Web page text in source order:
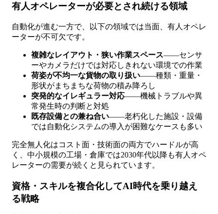
有人オペレーターが必要とされ続ける領域
自動化が進む一方で、以下の領域では当面、有人オペレ
ーターが不可欠です。
複雑なレイアウト・狭い作業スペース——センサ
ーやカメラだけでは対応しきれない環境での作業
荷姿が不均一な貨物の取り扱い——種類・重量・
形状がまちまちな荷物の積み降ろし
突発的なイレギュラー対応——機械トラブルや異
常発生時の判断と対処
既存設備との兼ね合い——老朽化した施設・設備
では自動化システムの導入が困難なケースも多い
完全無人化はコスト面・技術面の両方でハードルが高
く、中小規模の工場・倉庫では2030年代以降も有人オペ
レーターの需要が続くと見られています。
資格・スキルを複合化してAI時代を乗り越え
る戦略